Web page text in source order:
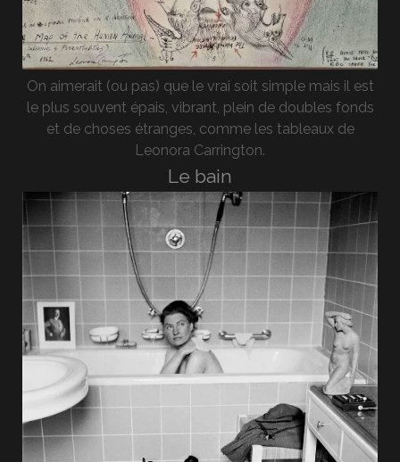
On aimerait (ou pas) que le vrai soit simple mais il est
le plus souvent épais, vibrant, plein de doubles fonds
et de choses étranges, comme les tableaux de
Leonora Carrington.
Le bain